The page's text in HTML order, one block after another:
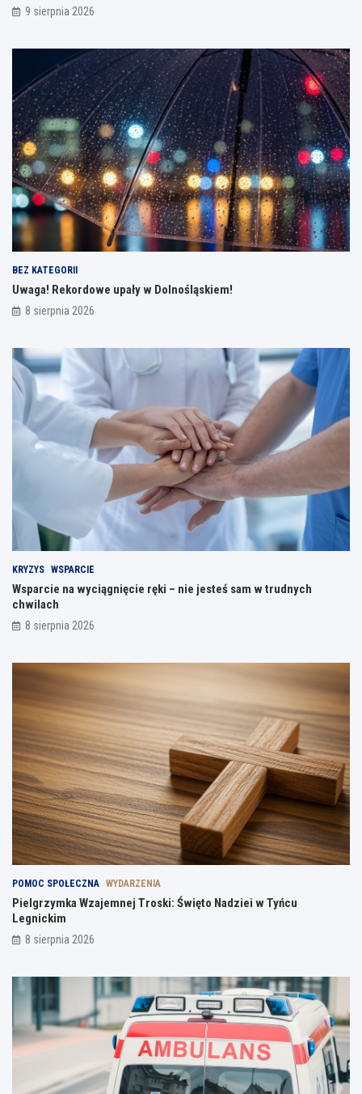
9 sierpnia 2026
BEZ KATEGORII
Uwaga! Rekordowe upały w Dolnośląskiem!
8 sierpnia 2026
KRYZYS WSPARCIE
Wsparcie na wyciągnięcie ręki – nie jesteś sam w trudnych
chwilach
8 sierpnia 2026
POMOC SPOŁECZNA WYDARZENIA
Pielgrzymka Wzajemnej Troski: Święto Nadziei w Tyńcu
Legnickim
8 sierpnia 2026